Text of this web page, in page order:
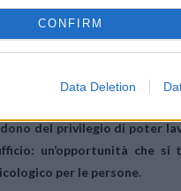
CONFIRM
Data Deletion
dispositivi ricondizionati
refurbed si impegna a
manca l’attenzione alla
del privilegio di poter
un’opportunità che si
per le persone.